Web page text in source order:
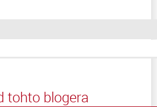
tohto blogera